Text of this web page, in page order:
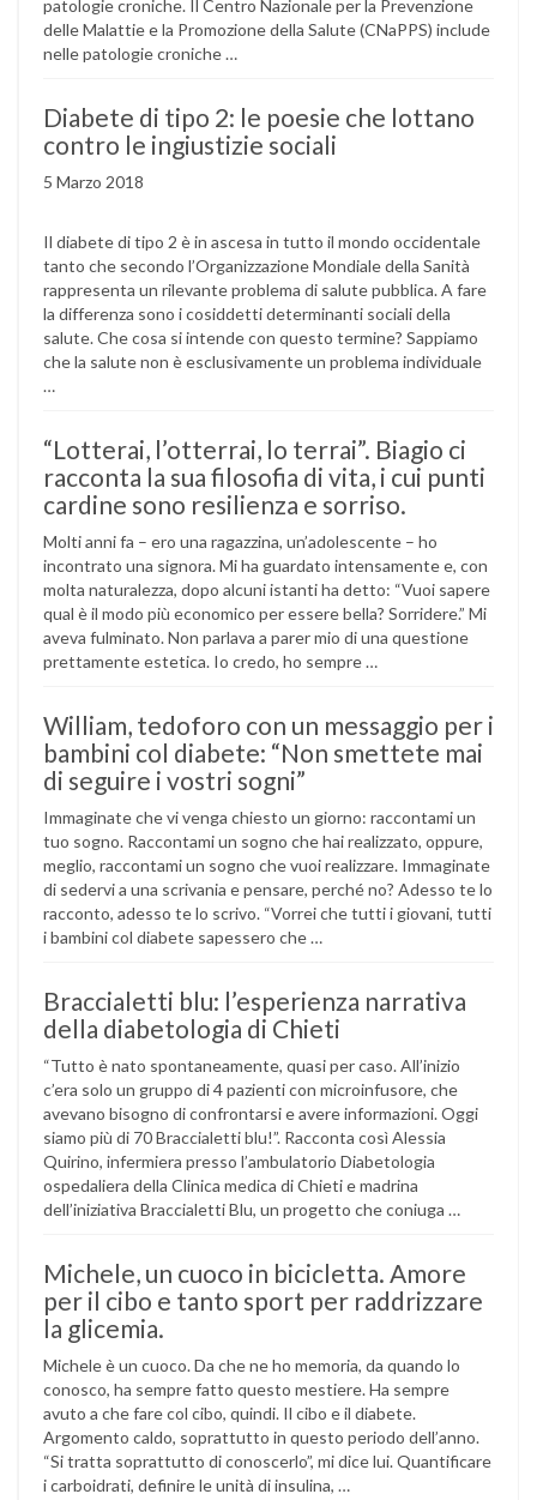
patologie croniche. Il Centro Nazionale per la Prevenzione
delle Malattie e la Promozione della Salute (CNaPPS) include
nelle patologie croniche …
Diabete di tipo 2: le poesie che lottano
contro le ingiustizie sociali
5 Marzo 2018
Il diabete di tipo 2 è in ascesa in tutto il mondo occidentale
tanto che secondo l’Organizzazione Mondiale della Sanità
rappresenta un rilevante problema di salute pubblica. A fare
la differenza sono i cosiddetti determinanti sociali della
salute. Che cosa si intende con questo termine? Sappiamo
che la salute non è esclusivamente un problema individuale
…
“Lotterai, l’otterrai, lo terrai”. Biagio ci
racconta la sua filosofia di vita, i cui punti
cardine sono resilienza e sorriso.
Molti anni fa – ero una ragazzina, un’adolescente – ho
incontrato una signora. Mi ha guardato intensamente e, con
molta naturalezza, dopo alcuni istanti ha detto: “Vuoi sapere
qual è il modo più economico per essere bella? Sorridere.” Mi
aveva fulminato. Non parlava a parer mio di una questione
prettamente estetica. Io credo, ho sempre …
William, tedoforo con un messaggio per i
bambini col diabete: “Non smettete mai
di seguire i vostri sogni”
Immaginate che vi venga chiesto un giorno: raccontami un
tuo sogno. Raccontami un sogno che hai realizzato, oppure,
meglio, raccontami un sogno che vuoi realizzare. Immaginate
di sedervi a una scrivania e pensare, perché no? Adesso te lo
racconto, adesso te lo scrivo. “Vorrei che tutti i giovani, tutti
i bambini col diabete sapessero che …
Braccialetti blu: l’esperienza narrativa
della diabetologia di Chieti
“Tutto è nato spontaneamente, quasi per caso. All’inizio
c’era solo un gruppo di 4 pazienti con microinfusore, che
avevano bisogno di confrontarsi e avere informazioni. Oggi
siamo più di 70 Braccialetti blu!”. Racconta così Alessia
Quirino, infermiera presso l’ambulatorio Diabetologia
ospedaliera della Clinica medica di Chieti e madrina
dell’iniziativa Braccialetti Blu, un progetto che coniuga …
Michele, un cuoco in bicicletta. Amore
per il cibo e tanto sport per raddrizzare
la glicemia.
Michele è un cuoco. Da che ne ho memoria, da quando lo
conosco, ha sempre fatto questo mestiere. Ha sempre
avuto a che fare col cibo, quindi. Il cibo e il diabete.
Argomento caldo, soprattutto in questo periodo dell’anno.
“Si tratta soprattutto di conoscerlo”, mi dice lui. Quantificare
i carboidrati, definire le unità di insulina, …